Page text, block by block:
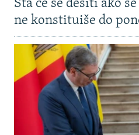
Šta će se desiti ako
ne konstituiše do